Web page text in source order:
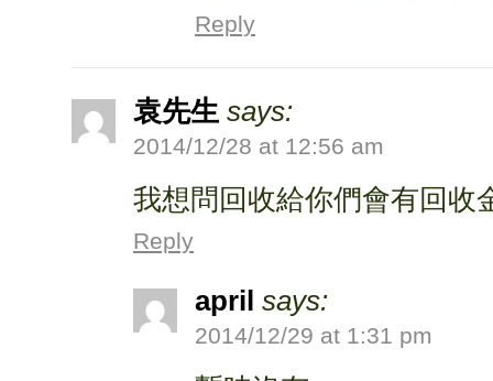
Reply
袁先生 says:
2014/12/28 at 12:56 am
我想問回收給你們會有回收
Reply
april says:
2014/12/29 at 1:31 pm